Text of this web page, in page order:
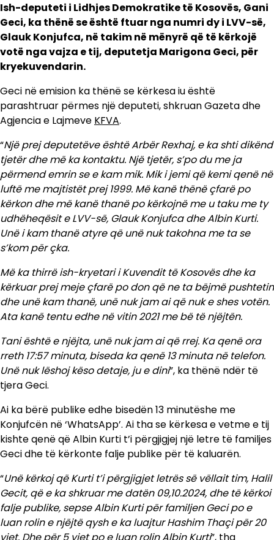
Ish-deputeti i Lidhjes Demokratike të Kosovës, Gani
Geci, ka thënë se është ftuar nga numri dy i LVV-së,
Glauk Konjufca, në takim në mënyrë që të kërkojë
votë nga vajza e tij, deputetja Marigona Geci, për
kryekuvendarin.
Geci në emision ka thënë se kërkesa iu është
parashtruar përmes një deputeti, shkruan Gazeta dhe
Agjencia e Lajmeve KFVA.
“Një prej deputetëve është Arbër Rexhaj, e ka shti dikënd
tjetër dhe më ka kontaktu. Një tjetër, s’po du me ja
përmend emrin se e kam mik. Mik i jemi që kemi qenë në
luftë me majtistët prej 1999. Më kanë thënë çfarë po
kërkon dhe më kanë thanë po kërkojnë me u taku me ty
udhëheqësit e LVV-së, Glauk Konjufca dhe Albin Kurti.
Unë i kam thanë atyre që unë nuk takohna me ta se
s’kom për çka.
Më ka thirrë ish-kryetari i Kuvendit të Kosovës dhe ka
kërkuar prej meje çfarë po don që ne ta bëjmë pushtetin
dhe unë kam thanë, unë nuk jam ai që nuk e shes votën.
Ata kanë tentu edhe në vitin 2021 me bë të njëjtën.
Tani është e njëjta, unë nuk jam ai që rrej. Ka qenë ora
rreth 17:57 minuta, biseda ka qenë 13 minuta në telefon.
Unë nuk lëshoj këso detaje, ju e dini”, ka thënë ndër të
tjera Geci.
Ai ka bërë publike edhe bisedën 13 minutëshe me
Konjufcën në ‘WhatsApp’. Ai tha se kërkesa e vetme e tij
kishte qenë që Albin Kurti t’i përgjigjej një letre të familjes
Geci dhe të kërkonte falje publike për të kaluarën.
“Unë kërkoj që Kurti t’i përgjigjet letrës së vëllait tim, Halil
Gecit, që e ka shkruar me datën 09,10.2024, dhe të kërkoi
falje publike, sepse Albin Kurti për familjen Geci po e
luan rolin e njëjtë qysh e ka luajtur Hashim Thaçi për 20